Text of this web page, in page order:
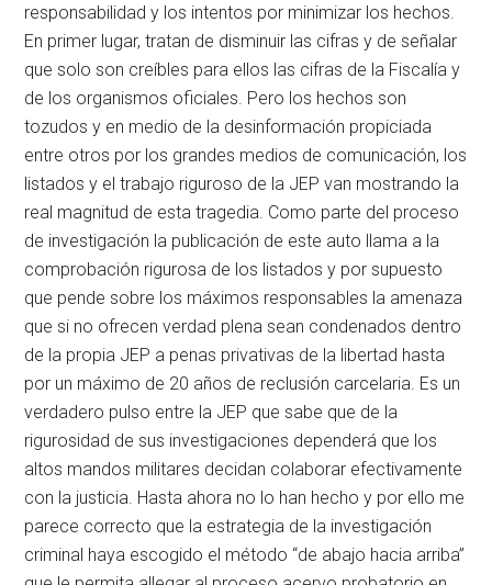
responsabilidad y los intentos por minimizar los hechos.
En primer lugar, tratan de disminuir las cifras y de señalar
que solo son creíbles para ellos las cifras de la Fiscalía y
de los organismos oficiales. Pero los hechos son
tozudos y en medio de la desinformación propiciada
entre otros por los grandes medios de comunicación, los
listados y el trabajo riguroso de la JEP van mostrando la
real magnitud de esta tragedia. Como parte del proceso
de investigación la publicación de este auto llama a la
comprobación rigurosa de los listados y por supuesto
que pende sobre los máximos responsables la amenaza
que si no ofrecen verdad plena sean condenados dentro
de la propia JEP a penas privativas de la libertad hasta
por un máximo de 20 años de reclusión carcelaria. Es un
verdadero pulso entre la JEP que sabe que de la
rigurosidad de sus investigaciones dependerá que los
altos mandos militares decidan colaborar efectivamente
con la justicia. Hasta ahora no lo han hecho y por ello me
parece correcto que la estrategia de la investigación
criminal haya escogido el método “de abajo hacia arriba”